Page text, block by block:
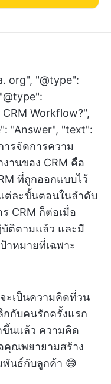
org", "@type":
Workflow?",
"Answer", "text":
รจัดการความ
านของ CRM คือ
ที่ถูกออกแบบไว้
ต่ละขั้นตอนในลำดับ
CRM ก็ต่อเมื่อ
บัติตามแล้ว และมี
าหมายที่เฉพาะ
ะเป็นความคิดที่วน
กกับคนรักครั้งแรก
นแล้ว ความคิด
คุณพยายามสร้าง
นธ์กับลูกค้า 😅